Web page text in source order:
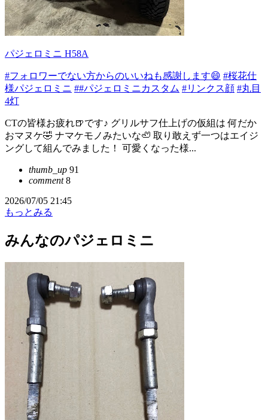
パジェロミニ H58A
#フォロワーでない方からのいいねも感謝します😄 #桜花仕
様パジェロミニ ##パジェロミニカスタム #リンクス顔 #丸目
4灯
CTの皆様お疲れ🍺です♪ グリルサフ仕上げの仮組は 何だか
おマヌケ🤣 ナマケモノみたいな🦥 取り敢えず一つはエイジ
ングして組んでみました！ 可愛くなった様...
thumb_up 91
comment8
2026/07/05 21:45
もっとみる
みんなのパジェロミニ